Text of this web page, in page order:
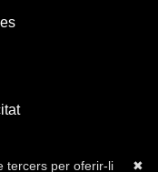
✖
tercers per oferir-li